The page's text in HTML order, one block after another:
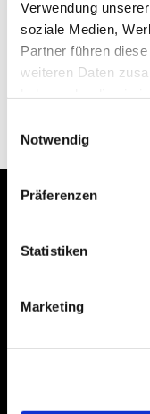
Verwendung
soziale Medien,
Partner führen
weiteren Daten
Notwendig
Präferenzen
Statistiken
Marketing
Bitte